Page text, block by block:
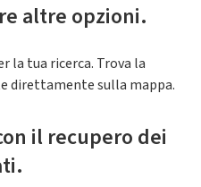
altre opzioni.
la tua ricerca. Trova la
direttamente sulla mappa.
il recupero dei